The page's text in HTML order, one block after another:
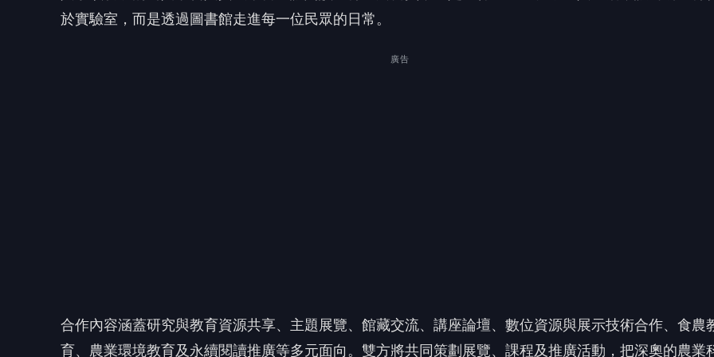
於實驗室，而是透過圖書館走進每一位民眾的日常。
廣告
合作內容涵蓋研究與教育資源共享、主題展覽、館藏交流、講座論壇、數位資源與展示技術合作、食農
育、農業環境教育及永續閱讀推廣等多元面向。雙方將共同策劃展覽、課程及推廣活動，把深奧的農業